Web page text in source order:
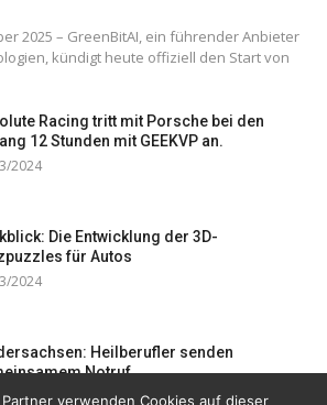
2025 – GreenBitAI, ein führender Anbieter
kündigt heute offiziell den Start von
Racing tritt mit Porsche bei den
12 Stunden mit GEEKVP an.
2024
Die Entwicklung der 3D-
für Autos
2024
Heilberufler senden
Notruf
2023 verwenden Cookies auf dieser